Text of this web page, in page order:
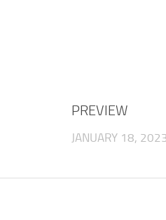
PREVIEW
JANUARY 18, 2023